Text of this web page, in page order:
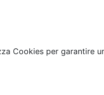
Cookies per garantire